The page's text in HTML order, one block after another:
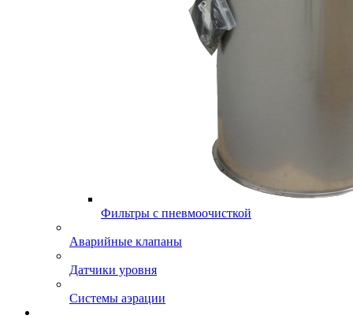
Фильтры с пневмоочисткой
Аварийные клапаны
Датчики уровня
Системы аэрации